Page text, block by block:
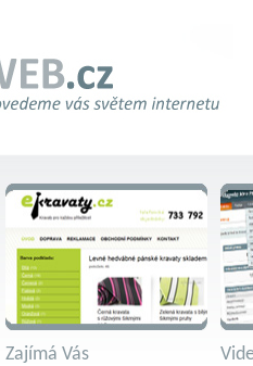
Zajímá Vás